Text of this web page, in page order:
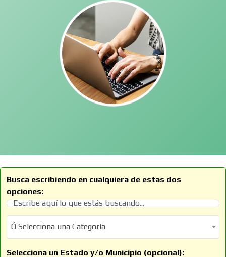
Busca escribiendo en cualquiera de estas dos
opciones:
Ó Selecciona una Categoría
Ó Selecciona una Categoría
Selecciona un Estado y/o Municipio (opcional):